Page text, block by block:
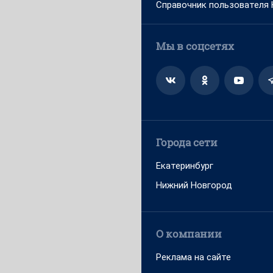
Справочник пользователя
Мы в соцсетях
Города сети
Екатеринбург
Нижний Новгород
О компании
Реклама на сайте